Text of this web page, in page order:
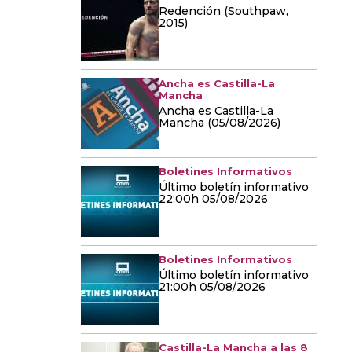
Redención (Southpaw,
2015)
Ancha es Castilla-La
Mancha
Ancha es Castilla-La
Mancha (05/08/2026)
Boletines Informativos
Último boletín informativo
22:00h 05/08/2026
Boletines Informativos
Último boletín informativo
21:00h 05/08/2026
Castilla-La Mancha a las 8